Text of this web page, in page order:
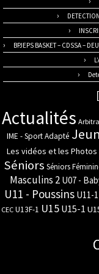
BPJEPS BASKET – CDSSA –
Actualités
IME - Sport Adapté
Les vidéos et les Photos
Séniors Séniors
Masculins 2 U07 -
U11 - Poussins U11-1
CEC U13F-1 U15 U15-1